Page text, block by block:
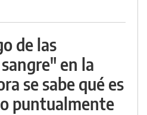
de las
en la
se sabe qué es
puntualmente